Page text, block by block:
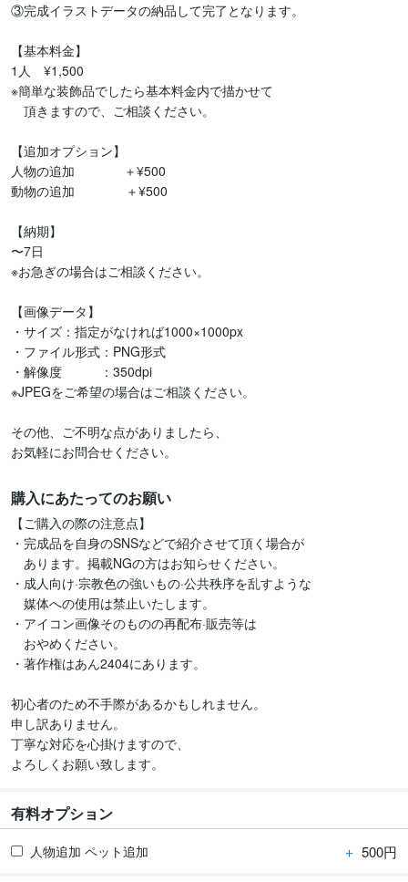
③完成イラストデータの納品して完了となります。
【基本料金】
1人　¥1,500
※簡単な装飾品でしたら基本料金内で描かせて
頂きますので、ご相談ください。
【追加オプション】
人物の追加          　＋¥500
動物の追加　　　　＋¥500
【納期】
〜7日
※お急ぎの場合はご相談ください。
【画像データ】
・サイズ：指定がなければ1000×1000px
・ファイル形式：PNG形式
・解像度　　　：350dpi
※JPEGをご希望の場合はご相談ください。
その他、ご不明な点がありましたら、
購入にあたってのお願い
【ご購入の際の注意点】
・完成品を自身のSNSなどで紹介させて頂く場合が
あります。掲載NGの方はお知らせください。
・成人向け·宗教色の強いもの·公共秩序を乱すような
媒体への使用は禁止いたします。
・アイコン画像そのものの再配布·販売等は
おやめください。
・著作権はあん2404にあります。
初心者のため不手際があるかもしれません。
申し訳ありません。
丁寧な対応を心掛けますので、
よろしくお願い致します。
有料オプション
人物追加 ペット追加 ＋ 500円